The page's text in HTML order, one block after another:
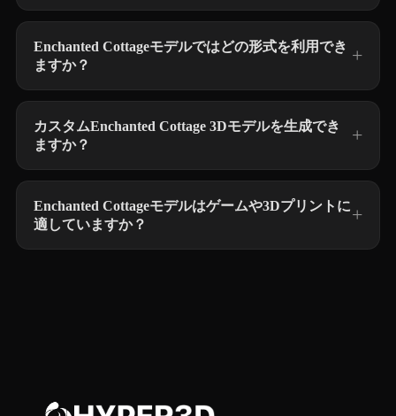
Enchanted Cottageモデルではどの形式を利用でき
ますか？
カスタムEnchanted Cottage 3Dモデルを生成でき
ますか？
Enchanted Cottageモデルはゲームや3Dプリントに
適していますか？